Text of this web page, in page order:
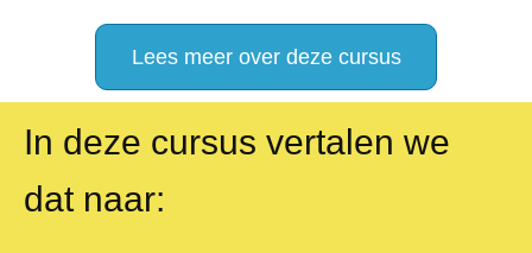
Lees meer over deze cursus
In deze cursus vertalen we
dat naar: